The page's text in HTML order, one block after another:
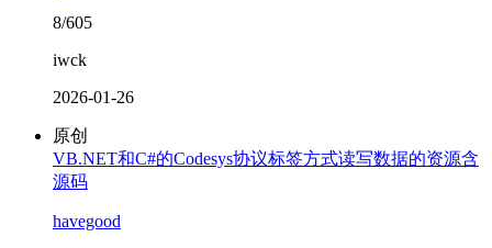
8/605
iwck
2026-01-26
原创
VB.NET和C#的Codesys协议标签方式读写数据的资源含
源码
havegood